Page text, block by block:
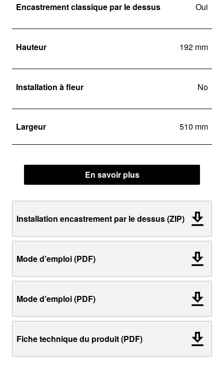
Encastrement classique par le dessus Oui
Hauteur 192 mm
Installation à fleur No
Largeur 510 mm
En savoir plus
Installation encastrement par le dessus (ZIP)
Mode d’emploi (PDF)
Mode d’emploi (PDF)
Fiche technique du produit (PDF)